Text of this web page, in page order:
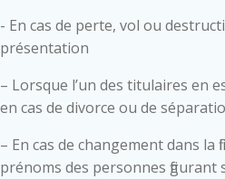
- En cas de perte, vol ou
présentation
– Lorsque l’un des titulaires en
en cas de divorce ou de
– En cas de changement dans la
prénoms des personnes